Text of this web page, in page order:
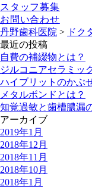
スタッフ募集
お問い合わせ
丹野歯科医院 > ドク
最近の投稿
自費の補綴物とは？
ジルコニアセラミッ
ハイブリットのかぶ
メタルボンドとは？
知覚過敏と歯槽膿漏
アーカイブ
2019年1月
2018年12月
2018年11月
2018年10月
2018年1月